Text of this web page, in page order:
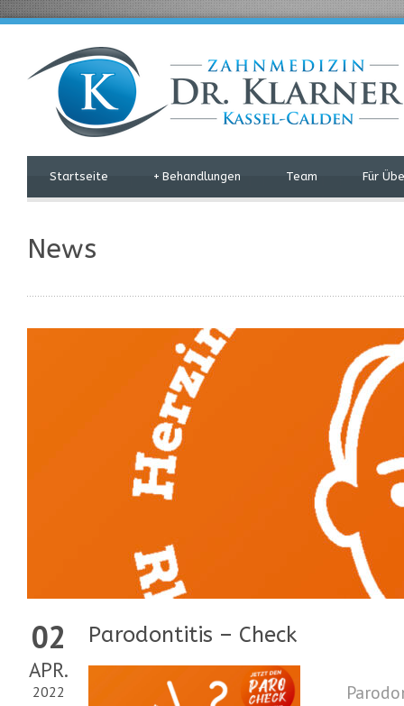
Startseite Behandlungen
+ Team Für
News
02
APR.
2022
Parodontitis – Check